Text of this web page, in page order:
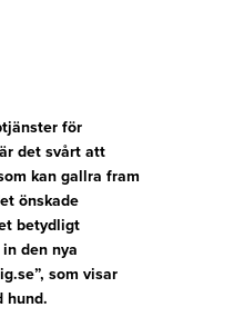
för
det svårt att
kan gallra fram
önskade
betydligt
den nya
som visar
hund.